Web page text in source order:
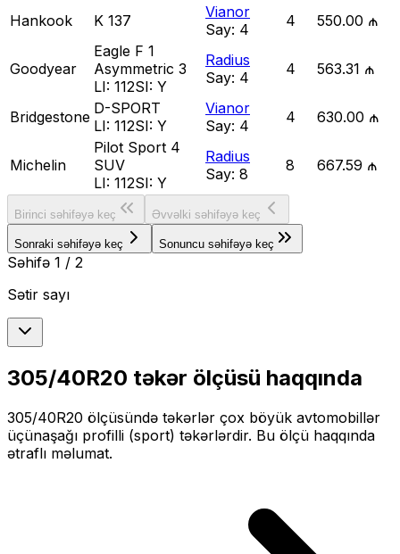
Hankook K 137
Vianor
Say: 4 4 550.00 ₼
Goodyear
Eagle F 1
Asymmetric 3
LI: 112SI: Y
Radius
Say: 4 4 563.31 ₼
Bridgestone D-SPORT
LI: 112SI: Y
Vianor
Say: 4 4 630.00 ₼
Michelin
Pilot Sport 4
SUV
LI: 112SI: Y
Radius
Say: 8 8 667.59 ₼
Birinci səhifəyə keç Əvvəlki səhifəyə keç
Sonraki səhifəyə keç Sonuncu səhifəyə keç
Səhifə 1 / 2
Sətir sayı
305/40R20 təkər ölçüsü haqqında
305/40R20 ölçüsündə təkərlər çox böyük avtomobillər
üçünaşağı profilli (sport) təkərlərdir. Bu ölçü haqqında
ətraflı məlumat.